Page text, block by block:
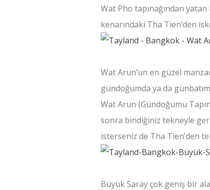
Wat Pho tapınağından
kenarındaki Tha Tien’den
Wat Arun’un en güzel
gündoğumda ya da
Wat Arun (Gündoğumu
sonra bindiğiniz tekneyle
isterseniz de Tha Tien’den
Büyük Saray çok geniş bir